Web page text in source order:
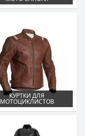
КУРТКИ ДЛЯ
МОТОЦИКЛИСТОВ